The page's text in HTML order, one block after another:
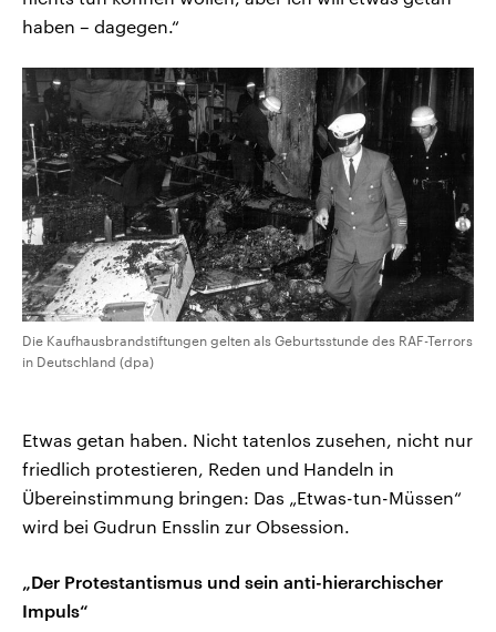
haben – dagegen.“
Die Kaufhausbrandstiftungen gelten als Geburtsstunde des RAF-Terrors
in Deutschland (dpa)
Etwas getan haben. Nicht tatenlos zusehen, nicht nur
friedlich protestieren, Reden und Handeln in
Übereinstimmung bringen: Das „Etwas-tun-Müssen“
wird bei Gudrun Ensslin zur Obsession.
„Der Protestantismus und sein anti-hierarchischer
Impuls“